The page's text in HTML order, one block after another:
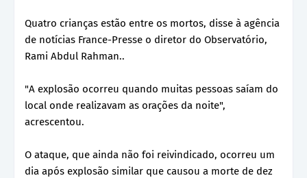
Quatro crianças estão entre os mortos, disse à agência
de notícias France-Presse o diretor do Observatório,
Rami Abdul Rahman..
"A explosão ocorreu quando muitas pessoas saíam do
local onde realizavam as orações da noite",
acrescentou.
O ataque, que ainda não foi reivindicado, ocorreu um
dia após explosão similar que causou a morte de dez